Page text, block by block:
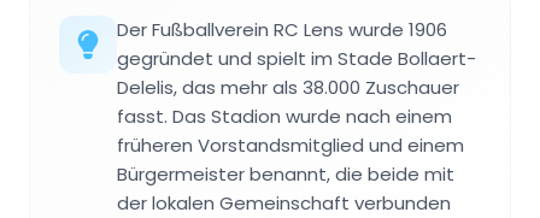
Der Fußballverein RC Lens wurde 1906
gegründet und spielt im Stade Bollaert-
Delelis, das mehr als 38.000 Zuschauer
fasst. Das Stadion wurde nach einem
früheren Vorstandsmitglied und einem
Bürgermeister benannt, die beide mit
der lokalen Gemeinschaft verbunden